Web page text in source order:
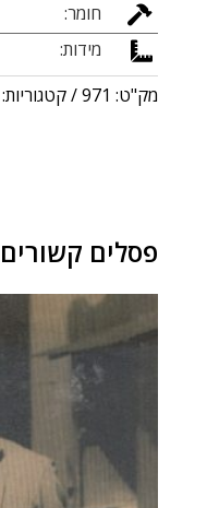
 חומר:

מידות:
מק"ט: 971 קטגוריות:
פסלים קשורים